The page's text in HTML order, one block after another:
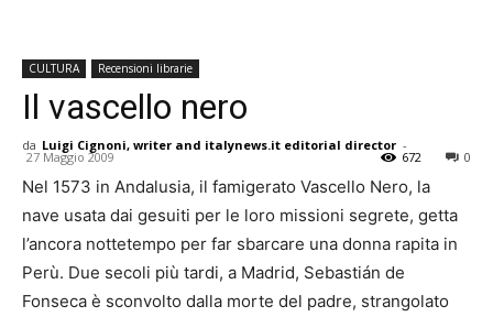
CULTURA Recensioni librarie
Il vascello nero
da Luigi Cignoni, writer and italynews.it editorial director -
27 Maggio 2009 0
672
Nel 1573 in Andalusia, il famigerato Vascello Nero, la
nave usata dai gesuiti per le loro missioni segrete, getta
l’ancora nottetempo per far sbarcare una donna rapita in
Perù. Due secoli più tardi, a Madrid, Sebastián de
Fonseca è sconvolto dalla morte del padre, strangolato